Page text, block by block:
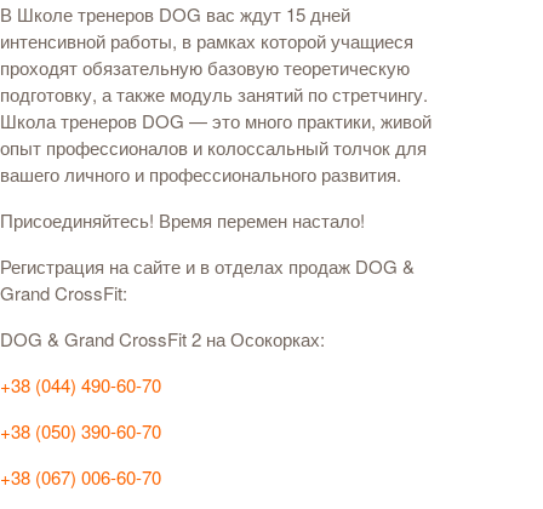
В Школе тренеров DOG вас ждут 15 дней
интенсивной работы, в рамках которой учащиеся
проходят обязательную базовую теоретическую
подготовку, а также модуль занятий по стретчингу.
Школа тренеров DOG — это много практики, живой
опыт профессионалов и колоссальный толчок для
вашего личного и профессионального развития.
Присоединяйтесь! Время перемен настало!
Регистрация на сайте и в отделах продаж DOG &
Grand CrossFit:
DOG & Grand CrossFit 2 на Осокорках:
+38 (044) 490-60-70
+38 (050) 390-60-70
+38 (067) 006-60-70